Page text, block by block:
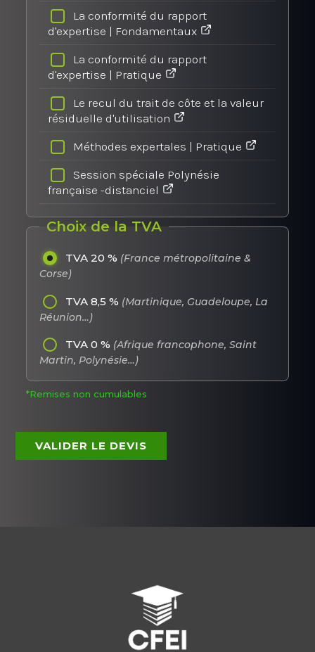
La conformité du rapport
d'expertise | Fondamentaux
La conformité du rapport
d'expertise | Pratique
Le recul du trait de côte et la valeur
résiduelle d'utilisation
Méthodes expertales | Pratique
Session spéciale Polynésie
française -distanciel
Choix de la TVA
TVA 20 % (France métropolitaine &
Corse)
TVA 8,5 % (Martinique, Guadeloupe, La
Réunion…)
TVA 0 % (Afrique francophone, Saint
Martin, Polynésie…)
*Remises non cumulables
VALIDER LE DEVIS